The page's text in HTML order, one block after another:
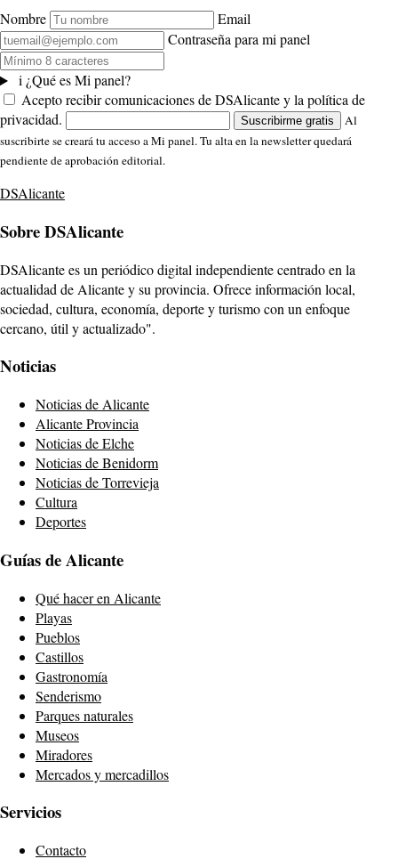
Nombre
Email
Contraseña para mi panel
i¿Qué es Mi panel?
Acepto recibir comunicaciones de DSAlicante y la política de
privacidad.
Suscribirme gratis
Al
suscribirte se creará tu acceso a Mi panel. Tu alta en la newsletter quedará
pendiente de aprobación editorial.
DSAlicante
Sobre DSAlicante
DSAlicante es un periódico digital independiente centrado en la
actualidad de Alicante y su provincia. Ofrece información local,
sociedad, cultura, economía, deporte y turismo con un enfoque
cercano, útil y actualizado".
Noticias
Noticias de Alicante
Alicante Provincia
Noticias de Elche
Noticias de Benidorm
Noticias de Torrevieja
Cultura
Deportes
Guías de Alicante
Qué hacer en Alicante
Playas
Pueblos
Castillos
Gastronomía
Senderismo
Parques naturales
Museos
Miradores
Mercados y mercadillos
Servicios
Contacto